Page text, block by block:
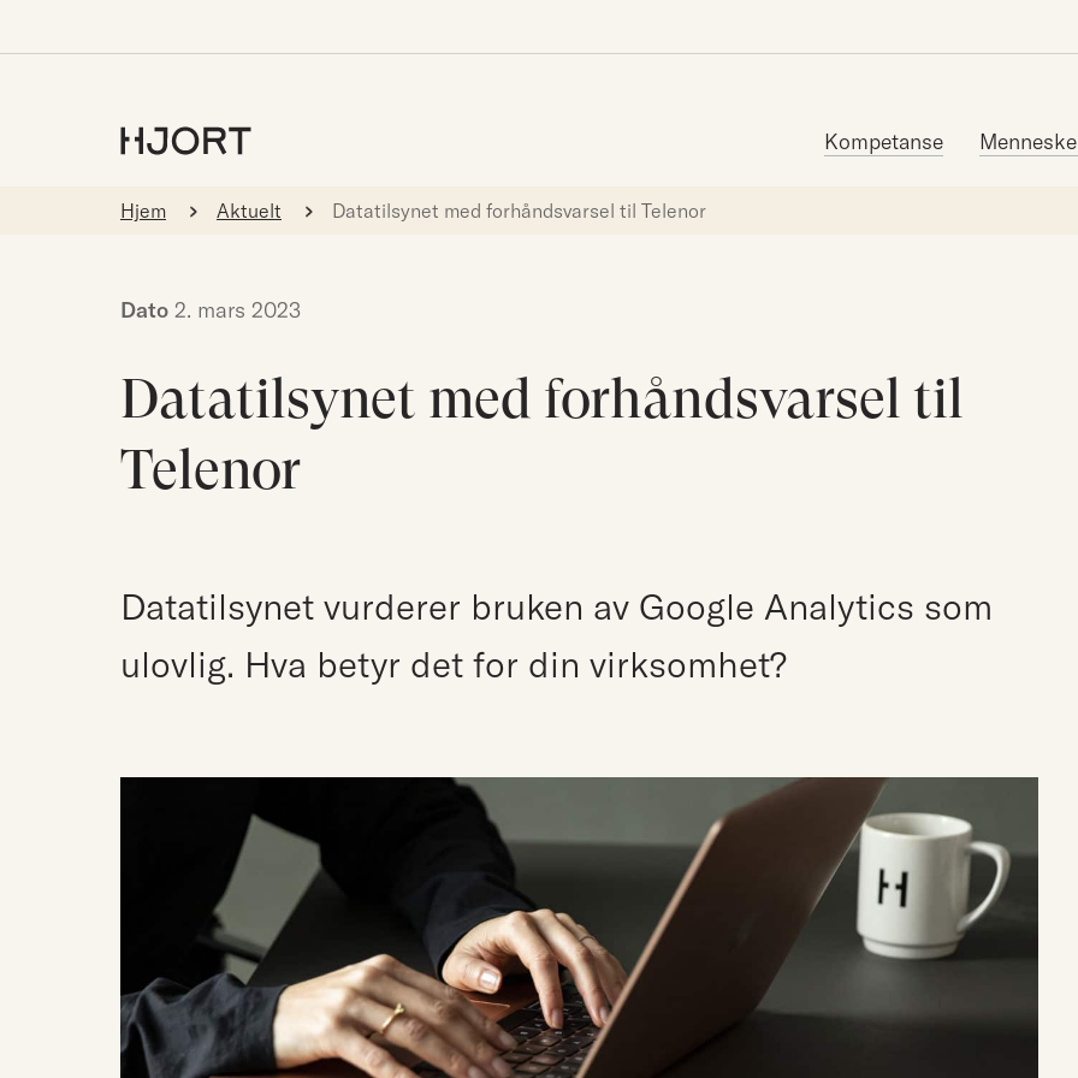
Kompetanse
Hjem Aktuelt Datatilsynet med forhåndsvarsel til Telenor
Dato 2. mars 2023
Datatilsynet med forhåndsvarsel til
Telenor
Datatilsynet vurderer bruken av Google Analytics som
ulovlig. Hva betyr det for din virksomhet?